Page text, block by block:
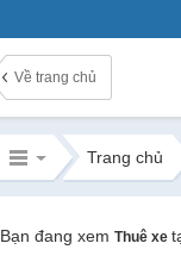
Về trang chủ
Trang chủ
Bạn đang xem Thuê xe